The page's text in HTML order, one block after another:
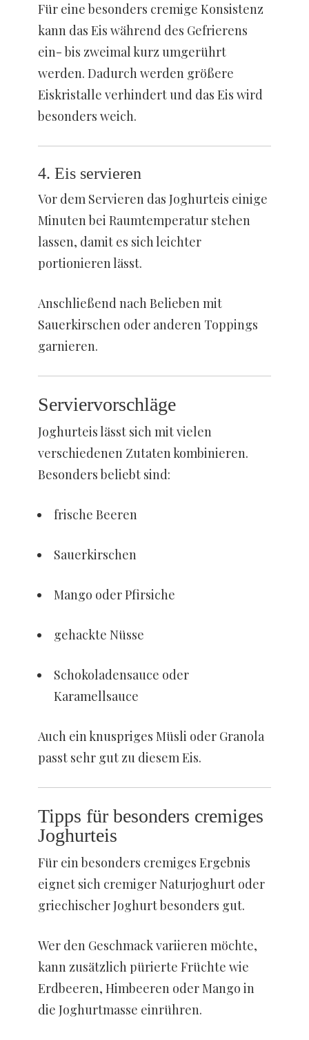
Für eine besonders cremige Konsistenz
kann das Eis während des Gefrierens
ein- bis zweimal kurz umgerührt
werden. Dadurch werden größere
Eiskristalle verhindert und das Eis wird
besonders weich.
4. Eis servieren
Vor dem Servieren das Joghurteis einige
Minuten bei Raumtemperatur stehen
lassen, damit es sich leichter
portionieren lässt.
Anschließend nach Belieben mit
Sauerkirschen oder anderen Toppings
garnieren.
Serviervorschläge
Joghurteis lässt sich mit vielen
verschiedenen Zutaten kombinieren.
Besonders beliebt sind:
frische Beeren
Sauerkirschen
Mango oder Pfirsiche
gehackte Nüsse
Schokoladensauce oder
Karamellsauce
Auch ein knuspriges Müsli oder Granola
passt sehr gut zu diesem Eis.
Tipps für besonders cremiges
Joghurteis
Für ein besonders cremiges Ergebnis
eignet sich cremiger Naturjoghurt oder
griechischer Joghurt besonders gut.
Wer den Geschmack variieren möchte,
kann zusätzlich pürierte Früchte wie
Erdbeeren, Himbeeren oder Mango in
die Joghurtmasse einrühren.